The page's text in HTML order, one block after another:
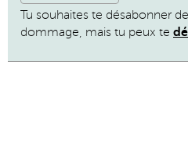
Tu souhaites te désabonner
dommage, mais tu peux te